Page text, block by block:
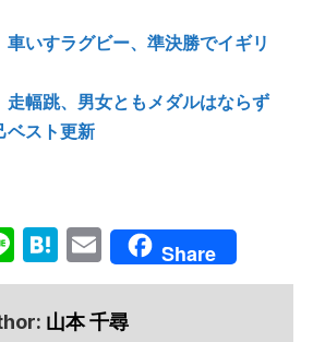
車いすラグビー、準決勝でイギリ
走幅跳、男女ともメダルはならず
ベスト更新
LineHatena
EmailShare
山本 千尋